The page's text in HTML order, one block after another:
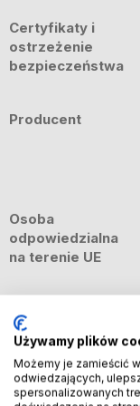
Certyfikaty i
ostrzeżenie
bezpieczeństwa
Producent
Osoba
odpowiedzialna
na terenie UE
Importer
Używamy plików
Możemy je zamieścić
odwiedzających,
spersonalizowanych